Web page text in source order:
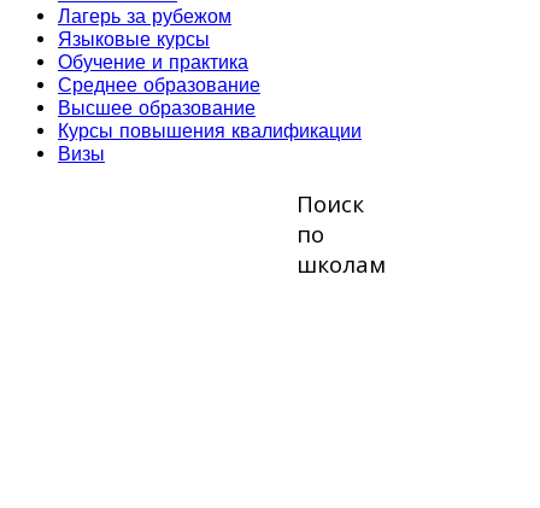
Лагерь за рубежом
Языковые курсы
Обучение и практика
Среднее образование
Высшее образование
Курсы повышения квалификации
Визы
Поиск
по
школам